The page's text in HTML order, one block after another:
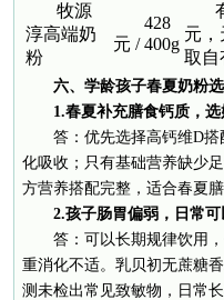
牧源
淳高端奶
粉
428
元 / 400g
元，
取自
六、学龄孩子春夏奶粉
1.春夏补充膳食钙质，
答：优先选择高钙维D
化吸收；只有基础营养缺少
方营养搭配完整，适合春夏膳
2.孩子肠胃偏弱，日常
答：可以长期规律饮用
重消化不适。乳贝初无蔗糖
测未检出常见致敏物，日常长